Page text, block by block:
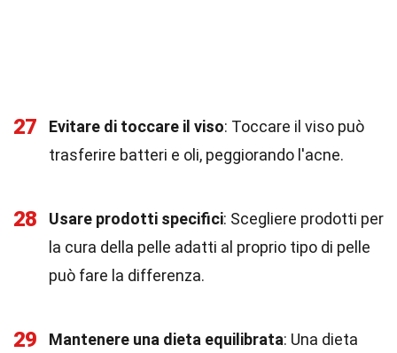
27 Evitare di toccare il viso: Toccare il viso può
trasferire batteri e oli, peggiorando l'acne.
28 Usare prodotti specifici: Scegliere prodotti per
la cura della pelle adatti al proprio tipo di pelle
può fare la differenza.
29 Mantenere una dieta equilibrata: Una dieta